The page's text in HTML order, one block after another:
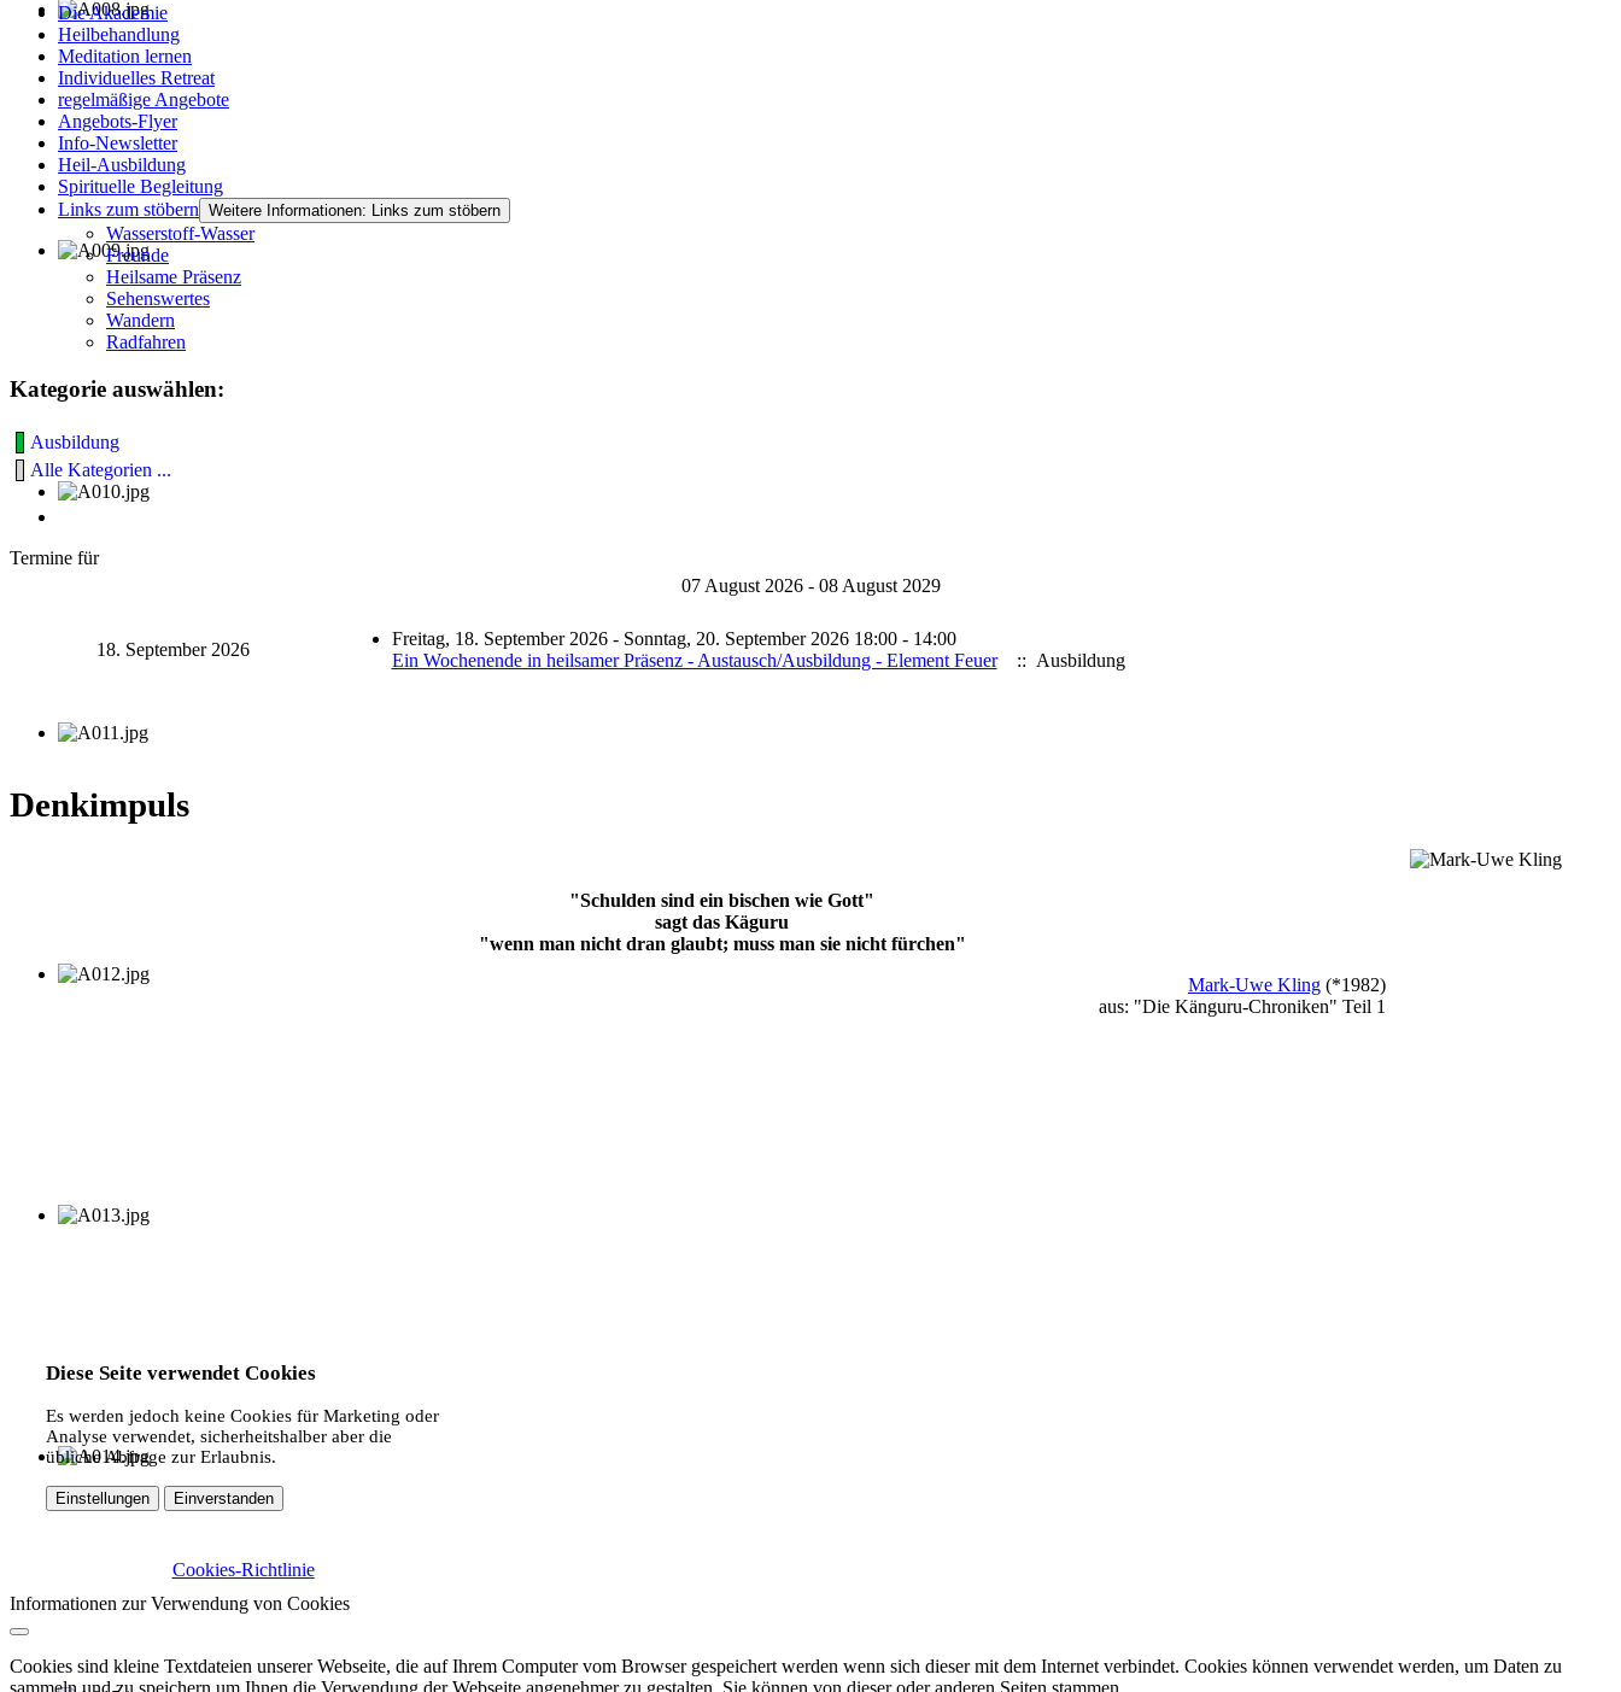
Die Akademie
Heilbehandlung
Meditation lernen
Individuelles Retreat
regelmäßige Angebote
Angebots-Flyer
Info-Newsletter
Heil-Ausbildung
Spirituelle Begleitung
Links zum stöbern Weitere Informationen: Links zum stöbern
Wasserstoff-Wasser
Freunde
Heilsame Präsenz
Sehenswertes
Wandern
Radfahren
Kategorie auswählen:
Ausbildung
Alle Kategorien ...
Termine für
07 August 2026 - 08 August 2029
18. September 2026
Freitag, 18. September 2026 - Sonntag, 20. September 2026 18:00 - 14:00
Ein Wochenende in heilsamer Präsenz - Austausch/Ausbildung - Element Feuer
:: Ausbildung
Denkimpuls
"Schulden sind ein bischen wie Gott"
sagt das Käguru
"wenn man nicht dran glaubt; muss man sie nicht fürchen"
Mark-Uwe Kling (*1982)
aus: "Die Känguru-Chroniken" Teil 1
Diese Seite verwendet Cookies
Es werden jedoch keine Cookies für Marketing oder
Analyse verwendet, sicherheitshalber aber die
übliche Abfrage zur Erlaubnis.
Einstellungen Einverstanden
Cookies-Richtlinie
Informationen zur Verwendung von Cookies
Cookies sind kleine Textdateien unserer Webseite, die auf Ihrem Computer vom Browser gespeichert werden wenn sich dieser mit dem Internet verbindet. Cookies können verwendet werden, um Daten zu
sammeln und zu speichern um Ihnen die Verwendung der Webseite angenehmer zu gestalten. Sie können von dieser oder anderen Seiten stammen.